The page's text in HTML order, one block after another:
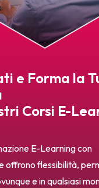
e Forma la
Corsi E-
E-Learning con
offrono flessibilità,
e in qualsiasi